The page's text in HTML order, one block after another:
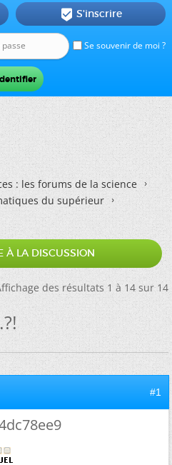
Se souvenir de moi ?
 S'inscrire
: les forums de la science
du supérieur
À LA DISCUSSION
des résultats 1 à 14 sur 14
#1